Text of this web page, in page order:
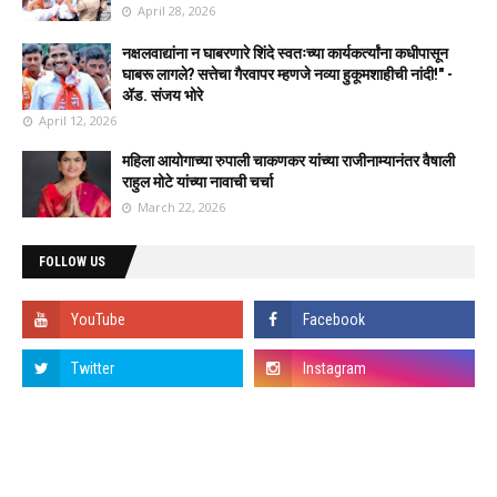
April 28, 2026
नक्षलवाद्यांना न घाबरणारे शिंदे स्वतःच्या कार्यकर्त्यांना कधीपासून
घाबरू लागले? सत्तेचा गैरवापर म्हणजे नव्या हुकूमशाहीची नांदी!" -
ॲड. संजय भोरे
April 12, 2026
महिला आयोगाच्या रुपाली चाकणकर यांच्या राजीनाम्यानंतर वैषाली
राहुल मोटे यांच्या नावाची चर्चा
March 22, 2026
FOLLOW US